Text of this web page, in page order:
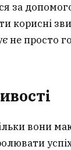
за
корисні
не просто
вони